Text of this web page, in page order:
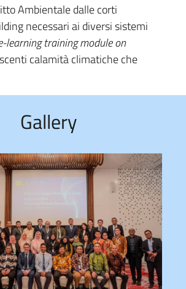
Ambientale dalle corti
necessari ai diversi sistemi
learning training module on
calamità climatiche che
Gallery